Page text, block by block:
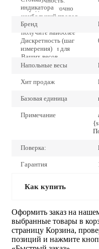
Определите точно
наибольший предел
взвешивания и Вы
получите наиболее
низкие значения
погрешности для
Ваших весов.
индикатора
Бренд
Дискретность (шаг
измерения)
Напольные весы
Хит продаж
Базовая единица
Примечание
Поверка:
Гарантия
Как купить
Оформить заказ на
выбранные товары в
страницу Корзина,
позиций и нажмите